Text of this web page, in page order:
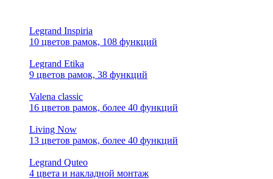
Legrand Inspiria
10 цветов рамок, 108 функций
Legrand Etika
9 цветов рамок, 38 функций
Valena classic
16 цветов рамок, более 40 функций
Living Now
13 цветов рамок, более 40 функций
Legrand Quteo
4 цвета и накладной монтаж